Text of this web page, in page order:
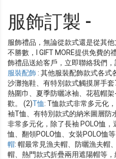
服飾訂製 -
服飾禮品，無論從款式還是從其他
不勝數，I GIFT MORE提供免費
飾禮品送給客戶，立即聯絡我們
服裝配飾: 其他服裝配飾款式各式
沙灘拖鞋、有特別款式觸摸屏手
熱圍巾、夏季防曬冰袖、花苞帽
歡。 (2)T恤: T恤款式非常多元化
袖T恤、有特別款式的納米圖層防
非常多元化，除了長袖 POLO恤，
恤、翻領POLO恤、女裝POLO恤
帽: 帽最常見漁夫帽、防曬漁夫帽
帽、熱門款式折疊兩用遮陽帽等